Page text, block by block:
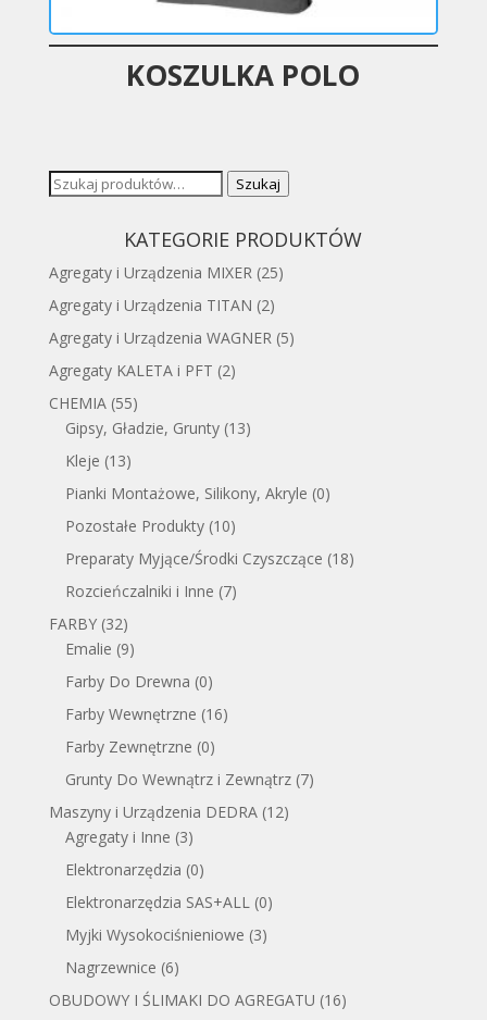
KOSZULKA POLO
Szukaj: Szukaj
KATEGORIE PRODUKTÓW
Agregaty i Urządzenia MIXER (25)
Agregaty i Urządzenia TITAN (2)
Agregaty i Urządzenia WAGNER (5)
Agregaty KALETA i PFT (2)
CHEMIA (55)
Gipsy, Gładzie, Grunty (13)
Kleje (13)
Pianki Montażowe, Silikony, Akryle (0)
Pozostałe Produkty (10)
Preparaty Myjące/Środki Czyszczące (18)
Rozcieńczalniki i Inne (7)
FARBY (32)
Emalie (9)
Farby Do Drewna (0)
Farby Wewnętrzne (16)
Farby Zewnętrzne (0)
Grunty Do Wewnątrz i Zewnątrz (7)
Maszyny i Urządzenia DEDRA (12)
Agregaty i Inne (3)
Elektronarzędzia (0)
Elektronarzędzia SAS+ALL (0)
Myjki Wysokociśnieniowe (3)
Nagrzewnice (6)
OBUDOWY I ŚLIMAKI DO AGREGATU (16)